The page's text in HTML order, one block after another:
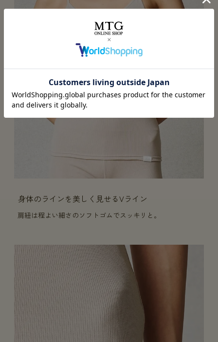
身体のラインを美しく見せるVライン
肩紐は程よい細さのソフトゴムでスッキリと。